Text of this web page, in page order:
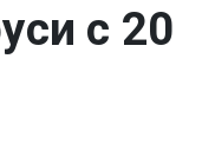
с 20